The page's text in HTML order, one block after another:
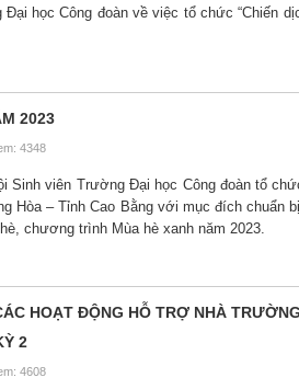
học Công đoàn về việc tổ chức “Chiến
2023
4348
Sinh viên Trường Đại học Công đoàn tổ
Hòa – Tỉnh Cao Bằng với mục đích chuẩn
chương trình Mùa hè xanh năm 2023.
HOẠT ĐỘNG HỖ TRỢ NHÀ
2
4608